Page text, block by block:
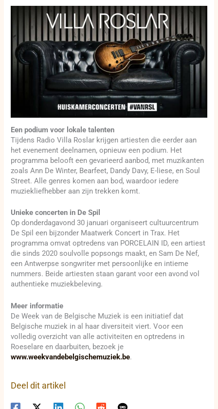
Een podium voor lokale talenten
Tijdens Radio Villa Roslar krijgen artiesten die eerder aan
het evenement deelnamen, opnieuw een podium. Het
programma belooft een gevarieerd aanbod, met muzikanten
zoals Ann De Winter, Bearfeet, Dandy Davy, E-liese, en Soul
Street. Alle genres komen aan bod, waardoor iedere
muziekliefhebber aan zijn trekken komt.
Unieke concerten in De Spil
Op donderdagavond 30 januari organiseert cultuurcentrum
De Spil een bijzonder Maatwerk Concert in Trax. Het
programma omvat optredens van PORCELAIN ID, een artiest
die sinds 2020 soulvolle popsongs maakt, en Sam De Nef,
een Antwerpse songwriter met persoonlijke en intieme
nummers. Beide artiesten staan garant voor een avond vol
authentieke muziekbeleving.
Meer informatie
De Week van de Belgische Muziek is een initiatief dat
Belgische muziek in al haar diversiteit viert. Voor een
volledig overzicht van alle activiteiten en optredens in
Roeselare en daarbuiten, bezoek je
www.weekvandebelgischemuziek.be.
Deel dit artikel